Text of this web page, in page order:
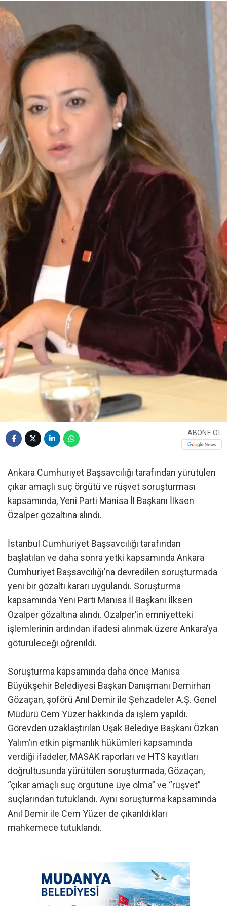
ABONE OL
Ankara Cumhuriyet Başsavcılığı tarafından yürütülen
çıkar amaçlı suç örgütü ve rüşvet soruşturması
kapsamında, Yeni Parti Manisa İl Başkanı İlksen
Özalper gözaltına alındı.
İstanbul Cumhuriyet Başsavcılığı tarafından
başlatılan ve daha sonra yetki kapsamında Ankara
Cumhuriyet Başsavcılığı’na devredilen soruşturmada
yeni bir gözaltı kararı uygulandı. Soruşturma
kapsamında Yeni Parti Manisa İl Başkanı İlksen
Özalper gözaltına alındı. Özalper’in emniyetteki
işlemlerinin ardından ifadesi alınmak üzere Ankara’ya
götürüleceği öğrenildi.
Soruşturma kapsamında daha önce Manisa
Büyükşehir Belediyesi Başkan Danışmanı Demirhan
Gözaçan, şoförü Anıl Demir ile Şehzadeler A.Ş. Genel
Müdürü Cem Yüzer hakkında da işlem yapıldı.
Görevden uzaklaştırılan Uşak Belediye Başkanı Özkan
Yalım’ın etkin pişmanlık hükümleri kapsamında
verdiği ifadeler, MASAK raporları ve HTS kayıtları
doğrultusunda yürütülen soruşturmada, Gözaçan,
“çıkar amaçlı suç örgütüne üye olma” ve “rüşvet”
suçlarından tutuklandı. Aynı soruşturma kapsamında
Anıl Demir ile Cem Yüzer de çıkarıldıkları
mahkemece tutuklandı.